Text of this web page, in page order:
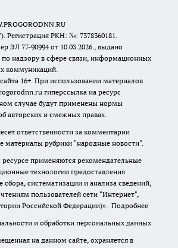
РКН: №: 7378360181.
ЭЛ 77-90994 от 10.03.2026., выдано
надзору в сфере связи, информационных
коммуникаций.
16+. При использовании материалов
гиперссылка на ресурс
случае будут применены нормы
авторских и смежных правах.
ответственности за комментарии
материалы рубрики "народные новости".
применяются рекомендательные
технологии предоставления
систематизации и анализа сведений,
пользователей сети "Интернет",
Российской Федерации)». Подробнее
и обработки персональных данных
на данном сайте, охраняется в